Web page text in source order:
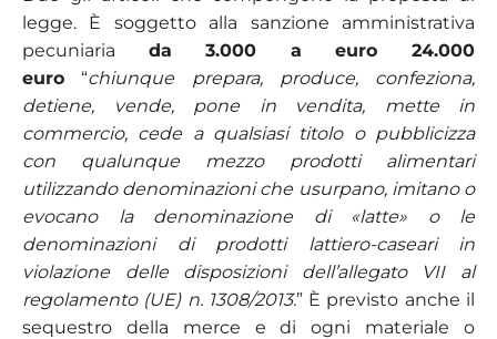
legge. È soggetto alla sanzione amministrativa
pecuniaria da
3.000 a euro 24.000
euro “chiunque prepara, produce, confeziona,
detiene, vende, pone in vendita, mette in
commercio, cede a qualsiasi titolo o pubblicizza
con qualunque mezzo prodotti alimentari
utilizzando denominazioni che usurpano, imitano o
evocano la denominazione di «latte» o le
denominazioni di prodotti lattiero-caseari in
violazione delle disposizioni dell’allegato VII al
regolamento (UE) n. 1308/2013.” È previsto anche il
sequestro della merce e di ogni materiale o